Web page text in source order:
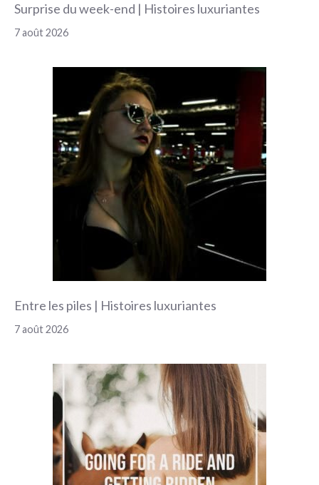
Surprise du week-end | Histoires luxuriantes
7 août 2026
Entre les piles | Histoires luxuriantes
7 août 2026